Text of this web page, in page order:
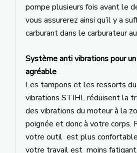
pompe plusieurs fois avant le
vous assurerez ainsi qu’il y a
carburant dans le carburateur
Système anti vibrations pour
agréable
Les tampons et les ressorts
vibrations STIHL réduisent la
des vibrations du moteur à la
poignée et donc à votre corps.
votre outil est plus
votre travail est moins fatigant.